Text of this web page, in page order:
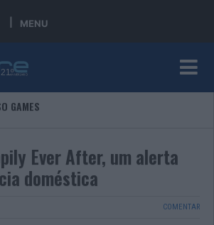
MENU
GAMES
Ever After, um alerta
doméstica
COMENTAR